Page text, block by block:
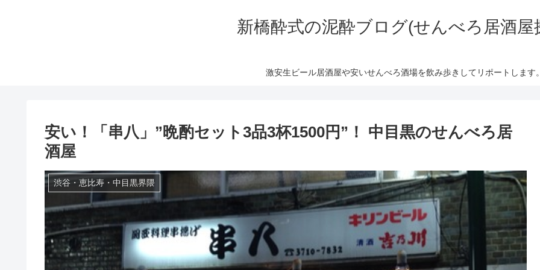
新橋酔式の泥酔ブログ(せんべろ居酒屋
激安生ビール居酒屋や安いせんべろ酒場を飲み歩きしてリポートします。
安い！「串八」”晩酌セット3品3杯1500円”！ 中目黒のせんべろ居
酒屋
渋谷・恵比寿・中目黒界隈